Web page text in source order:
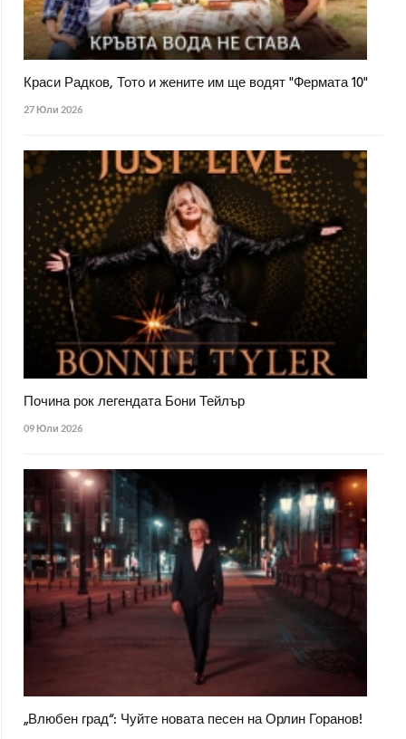
Краси Радков, Тото и жените им ще водят "Фермата 10"
27 Юли 2026
Почина рок легендата Бони Тейлър
09 Юли 2026
„Влюбен град“: Чуйте новата песен на Орлин Горанов!